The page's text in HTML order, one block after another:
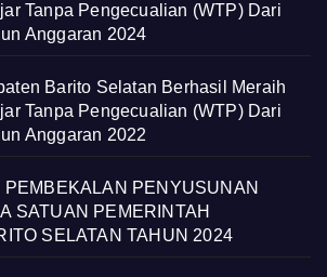
Tanpa Pengecualian (WTP) Dari
Anggaran 2024
Barito Selatan Berhasil Meraih
Tanpa Pengecualian (WTP) Dari
Anggaran 2022
PEMBEKALAN PENYUSUNAN
SATUAN PEMERINTAH
SELATAN TAHUN 2024